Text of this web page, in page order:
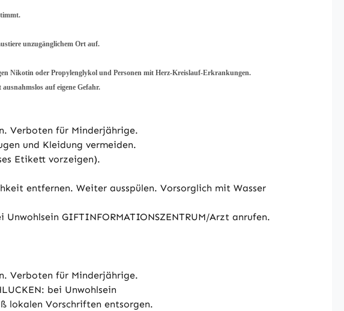
unzugänglichem Ort auf.
Nikotin oder Propylenglykol und Personen mit Herz-Kreislauf-Erkrankungen.
auf eigene Gefahr.
Verboten für Minderjährige.
und Kleidung vermeiden.
Etikett vorzeigen).
entfernen. Weiter ausspülen. Vorsorglich mit Wasser
GIFTINFORMATIONSZENTRUM/Arzt anrufen.
Verboten für Minderjährige.
bei Unwohlsein
lokalen Vorschriften entsorgen.